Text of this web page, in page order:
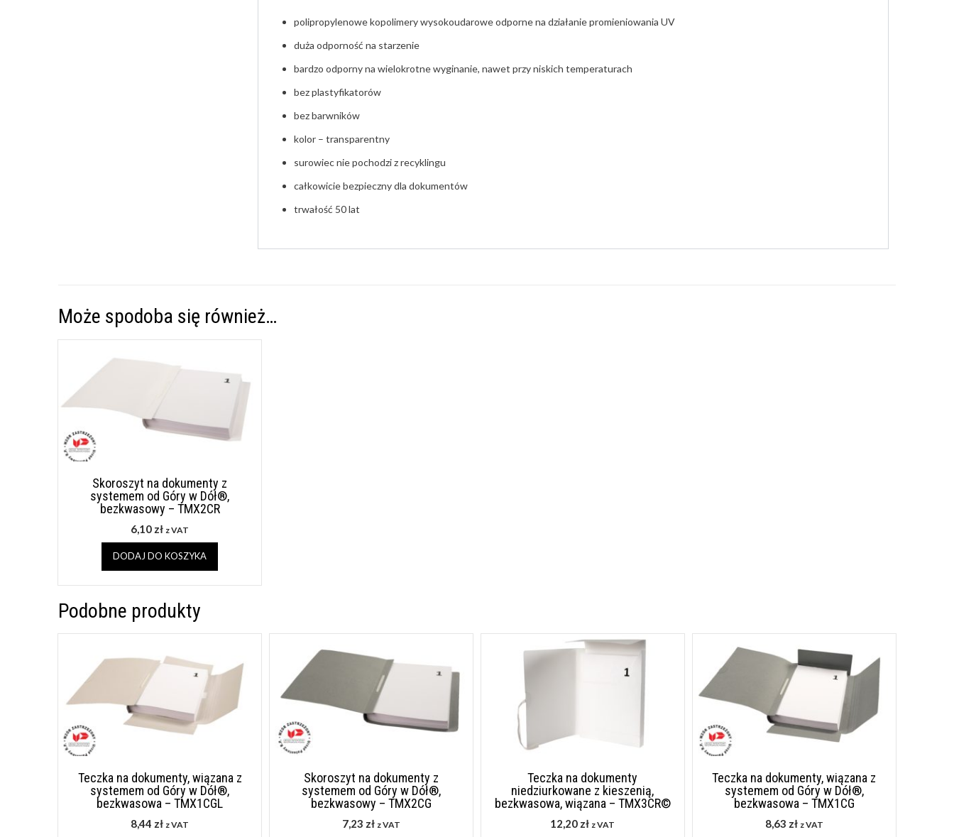
polipropylenowe kopolimery wysokoudarowe odporne na działanie promieniowania UV
duża odporność na starzenie
bardzo odporny na wielokrotne wyginanie, nawet przy niskich temperaturach
bez plastyfikatorów
bez barwników
kolor – transparentny
surowiec nie pochodzi z recyklingu
całkowicie bezpieczny dla dokumentów
trwałość 50 lat
Może spodoba się również…
Skoroszyt na dokumenty z
systemem od Góry w Dół®,
bezkwasowy – TMX2CR
6,10 zł z VAT
DODAJ DO KOSZYKA
Podobne produkty
Teczka na dokumenty, wiązana z
systemem od Góry w Dół®,
bezkwasowa – TMX1CGL
8,44 zł z VAT
Skoroszyt na dokumenty z
systemem od Góry w Dół®,
bezkwasowy – TMX2CG
7,23 zł z VAT
Teczka na dokumenty
niedziurkowane z kieszenią,
bezkwasowa, wiązana – TMX3CR©
12,20 zł z VAT
Teczka na dokumenty, wiązana z
systemem od Góry w Dół®,
bezkwasowa – TMX1CG
8,63 zł z VAT